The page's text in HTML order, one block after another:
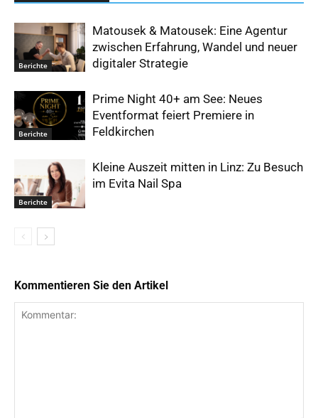
Berichte
Matousek & Matousek: Eine Agentur
zwischen Erfahrung, Wandel und neuer
digitaler Strategie
Berichte
Prime Night 40+ am See: Neues
Eventformat feiert Premiere in
Feldkirchen
Berichte
Kleine Auszeit mitten in Linz: Zu Besuch
im Evita Nail Spa
Kommentieren Sie den Artikel